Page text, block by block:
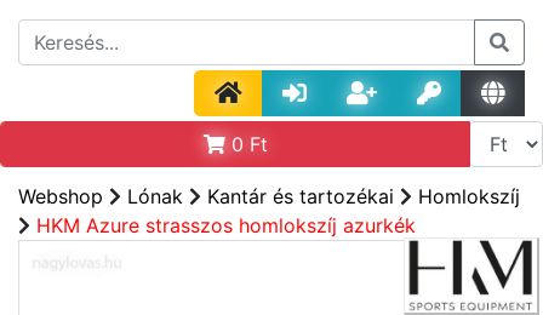
0 Ft
Webshop Lónak Kantár és tartozékai
Homlokszíj
HKM Azure strasszos homlokszíj azurkék